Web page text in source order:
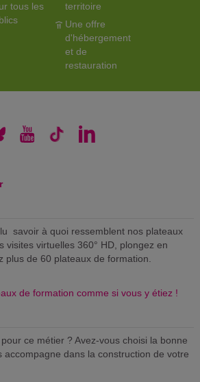
tous les
territoire
Une offre
d'hébergement
et de
restauration
savoir à quoi ressemblent nos plateaux
visites virtuelles 360° HD, plongez en
plus de 60 plateaux de formation.
de formation comme si vous y étiez !
ce métier ? Avez-vous choisi la bonne
accompagne dans la construction de votre